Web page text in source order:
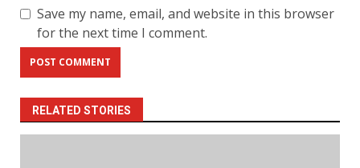
Save my name, email, and website in this browser
for the next time I comment.
RELATED STORIES